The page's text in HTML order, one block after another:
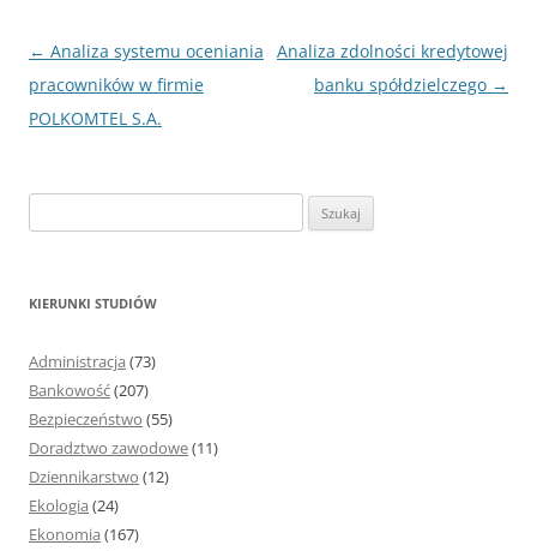
Nawigacja
wpisu
← Analiza systemu oceniania
pracowników w firmie
POLKOMTEL S.A.
Analiza zdolności kredytowej
banku spółdzielczego →
z
KIERUNKI STUDIÓW
Administracja (73)
Bankowość(207)
Bezpieczeństwo (55)
Doradztwo zawodowe(11)
Dziennikarstwo (12)
Ekologia (24)
Ekonomia (167)